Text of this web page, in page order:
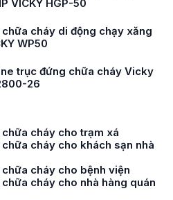
VICKY HGP-50
cháy di động chạy xăng
WP50
trục đứng chữa cháy Vicky
26
cháy cho trạm xá
cháy cho khách sạn nhà
cháy cho bệnh viện
cháy cho nhà hàng quán